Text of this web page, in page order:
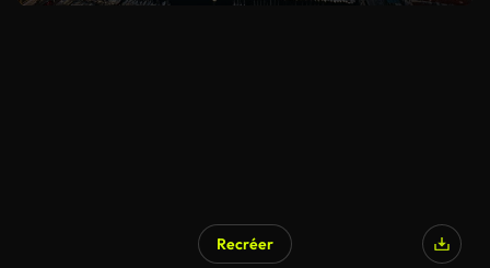
Recréer